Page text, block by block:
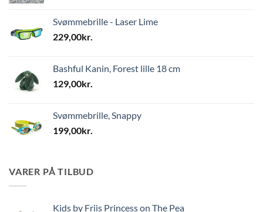
Svømmebrille - Laser Lime
229,00kr.
Bashful Kanin, Forest lille 18 cm
129,00kr.
Svømmebrille, Snappy
199,00kr.
VARER PÅ TILBUD
Kids by Friis Princess on The Pea